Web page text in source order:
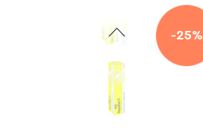
the
images
gallery
the
beginning
images
gallery
-25%